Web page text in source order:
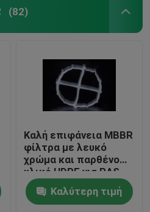
(82)
Καλή επιφάνεια MBBR
φίλτρα με λευκό
χρώμα και παρθένο
υλικό HDPE για RAS
Καλύτερη τιμή